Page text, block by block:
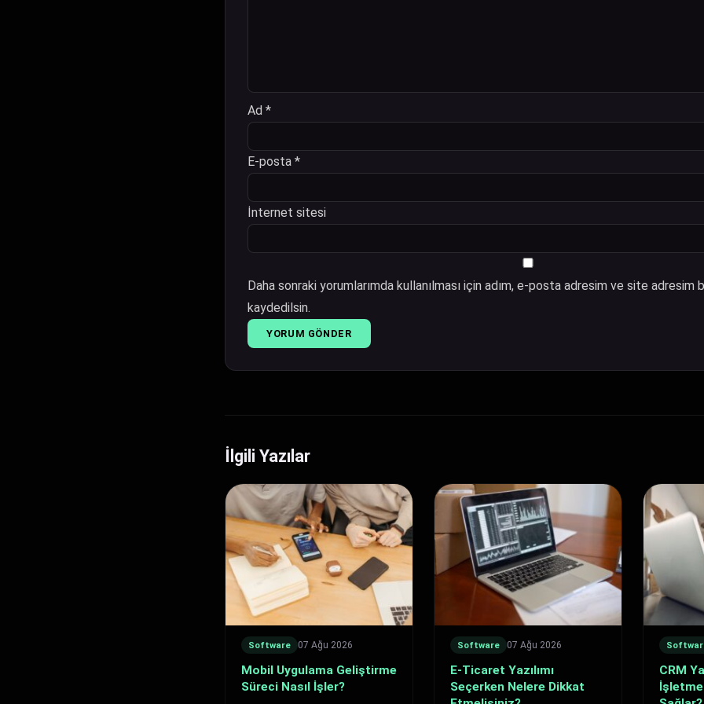
Ad *
E-posta *
İnternet sitesi
Daha sonraki yorumlarımda kullanılması için adım, e-posta adresim ve site adresim
kaydedilsin.
İlgili Yazılar
Software 07 Ağu 2026
Mobil Uygulama Geliştirme
Süreci Nasıl İşler?
Software 07 Ağu 2026
E-Ticaret Yazılımı
Seçerken Nelere Dikkat
CRM